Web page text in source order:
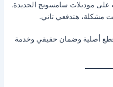
موديلات سامسونج الجديدة.
هتدفعي تاني.
أصلية وضمان حقيقي وخدمة